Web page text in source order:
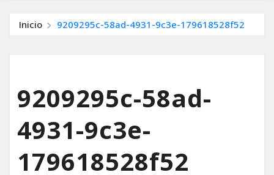
Inicio 9209295c-58ad-4931-9c3e-179618528f52
9209295c-58ad-
4931-9c3e-
179618528f52